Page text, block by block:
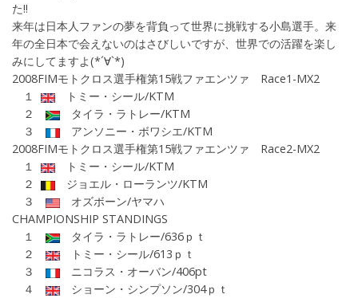
た!!
来年は日本人ファンの夢を背負って世界に挑戦する小島選手。来
年の全日本で会えないのはさびしいですが、世界での活躍を楽し
みにしてますよ(*´∀`*)
2008FIMモトクロス選手権第15戦ファエンツァ Race1-MX2
１
トミー・シール/KTM
２
タイラ・ラトレー/KTM
３
アンソニー・ボワシエ/KTM
2008FIMモトクロス選手権第15戦ファエンツァ Race2-MX2
１
トミー・シール/KTM
２
ジョエル・ローランツ/KTM
３
オズボーン/ヤマハ
CHAMPIONSHIP STANDINGS
１
タイラ・ラトレー/636ｐｔ
２
トミー・シール/613ｐｔ
３
ニコラス・オーバン/406pt
４
ショーン・シンプソン/304ｐｔ